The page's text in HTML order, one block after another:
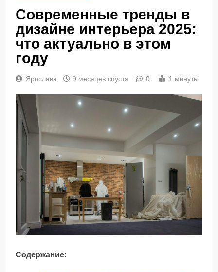
Современные тренды в
дизайне интерьера 2025:
что актуально в этом
году
Ярослава 9 месяцев спустя 0 1 минуты
Содержание: